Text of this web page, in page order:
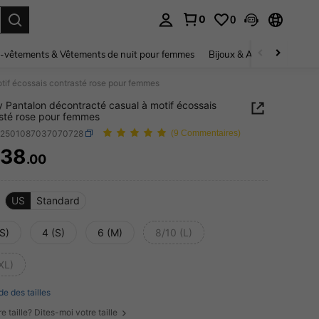
0 0
vêtements & Vêtements de nuit pour femmes Bijoux & Accessoires pour
écossais contrasté rose pour femmes
Pantalon décontracté casual à motif écossais
rose pour femmes
(9 Commentaires)
AND AVAILABILITY
.00
US Standard
4 (S) 6 (M) 8/10 (L)
des tailles
taille? Dites-moi votre taille